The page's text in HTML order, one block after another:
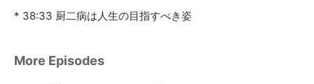
* 38:33 厨二病は人生の目指すべき姿
More Episodes